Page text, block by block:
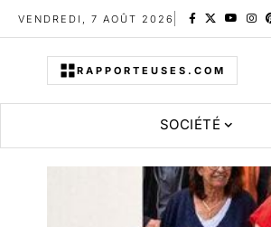
VENDREDI, 7 AOÛT 2026
RAPPORTEUSES.COM
SOCIÉTÉ